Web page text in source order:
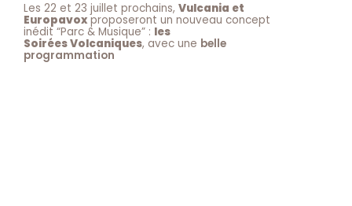
Les 22 et 23 juillet prochains, Vulcania et
Europavoxproposeront un nouveau concept
inédit “Parc & Musique” : les
Soirées Volcaniques, avec une belle
programmation